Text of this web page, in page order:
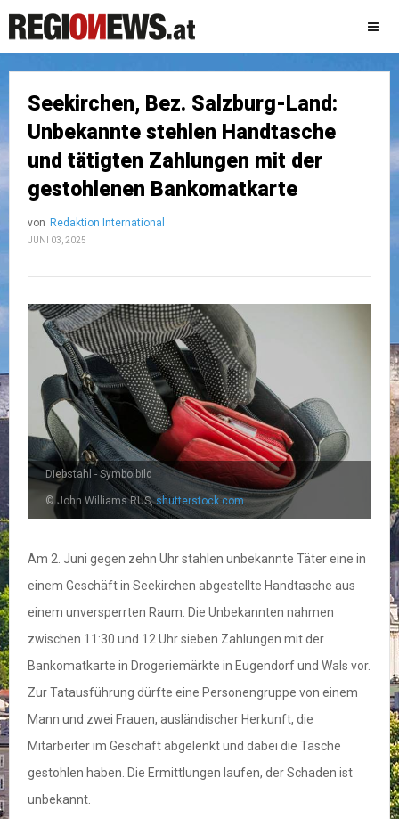
Seekirchen, Bez. Salzburg-Land:
Unbekannte stehlen Handtasche
und tätigten Zahlungen mit der
gestohlenen Bankomatkarte
von Redaktion International
JUNI 03, 2025
Diebstahl - Symbolbild
© John Williams RUS,shutterstock.com
Am 2. Juni gegen zehn Uhr stahlen unbekannte Täter eine in
einem Geschäft in Seekirchen abgestellte Handtasche aus
einem unversperrten Raum. Die Unbekannten nahmen
zwischen 11:30 und 12 Uhr sieben Zahlungen mit der
Bankomatkarte in Drogeriemärkte in Eugendorf und Wals vor.
Zur Tatausführung dürfte eine Personengruppe von einem
Mann und zwei Frauen, ausländischer Herkunft, die
Mitarbeiter im Geschäft abgelenkt und dabei die Tasche
gestohlen haben. Die Ermittlungen laufen, der Schaden ist
unbekannt.